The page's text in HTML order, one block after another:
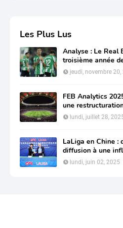
Les Plus Lus
Analyse : Le Real
troisième année
jeudi, novembre 20,
FEB Analytics
une
profondeur pour
lundi, juillet 28,
LaLiga en Chine :
diffusion à une
lundi, juin 02, 2025